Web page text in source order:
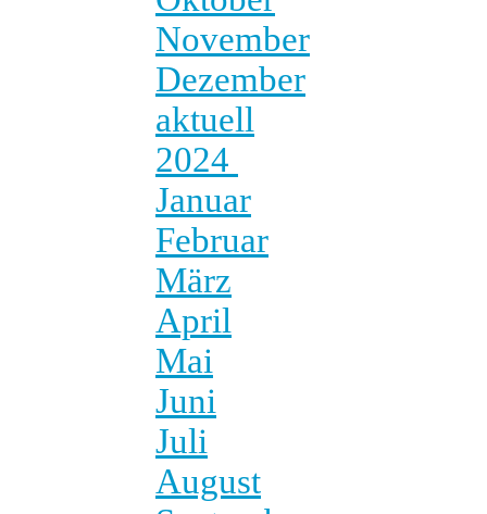
November
Dezember
aktuell
2024
Januar
Februar
März
April
Mai
Juni
Juli
August